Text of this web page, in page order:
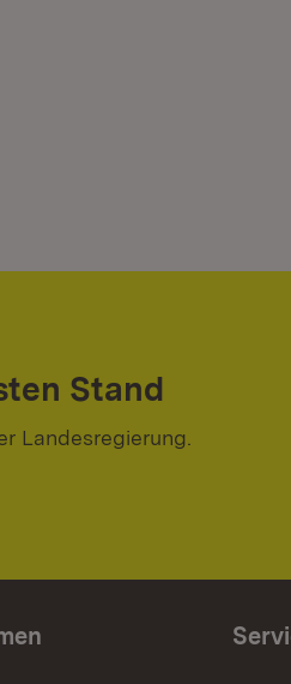
Stand
Landesregierung.